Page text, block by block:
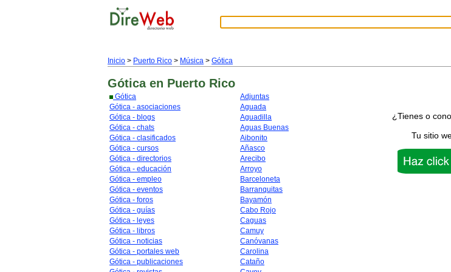
Inicio > Puerto Rico > Música > Gótica
Gótica en Puerto Rico
Gótica
Gótica - asociaciones
Gótica - blogs
Gótica - chats
Gótica - clasificados
Gótica - cursos
Gótica - directorios
Gótica - educación
Gótica - empleo
Gótica - eventos
Gótica - foros
Gótica - guías
Gótica - leyes
Gótica - libros
Gótica - noticias
Gótica - portales web
Gótica - publicaciones
Adjuntas
Aguada
Aguadilla
Aguas Buenas
Aibonito
Añasco
Arecibo
Arroyo
Barceloneta
Barranquitas
Bayamón
Cabo Rojo
Caguas
Camuy
Canóvanas
Carolina
Cataño
¿Tienes o
Tu sitio